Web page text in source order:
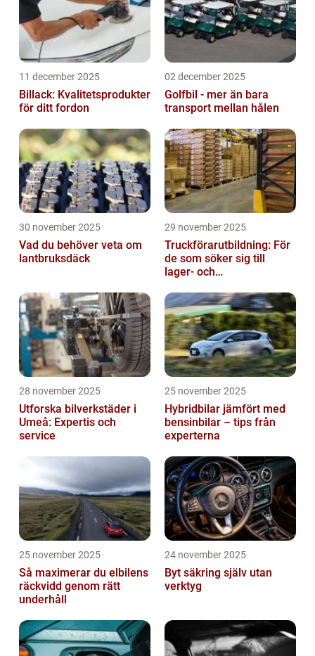
11 december 2025
Billack: Kvalitetsprodukter
för ditt fordon
02 december 2025
Golfbil - mer än bara
transport mellan hålen
30 november 2025
Vad du behöver veta om
lantbruksdäck
29 november 2025
Truckförarutbildning: För
de som söker sig till
lager- och
28 november 2025
Utforska bilverkstäder i
Umeå: Expertis och
service
25 november 2025
Hybridbilar jämfört med
bensinbilar – tips från
experterna
25 november 2025
Så maximerar du elbilens
räckvidd genom rätt
underhåll
24 november 2025
Byt säkring själv utan
verktyg